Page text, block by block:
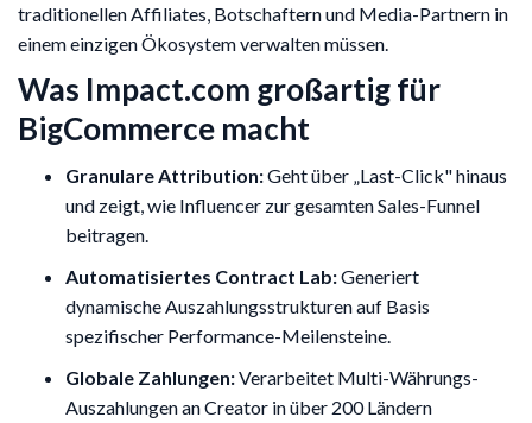
traditionellen Affiliates, Botschaftern und Media-Partnern in
einem einzigen Ökosystem verwalten müssen.
Was Impact.com großartig für
BigCommerce macht
Granulare Attribution:Geht über „Last-Click" hinaus
und zeigt, wie Influencer zur gesamten Sales-Funnel
beitragen.
Automatisiertes Contract Lab:Generiert
dynamische Auszahlungsstrukturen auf Basis
spezifischer Performance-Meilensteine.
Globale Zahlungen:Verarbeitet Multi-Währungs-
Auszahlungen an Creator in über 200 Ländern